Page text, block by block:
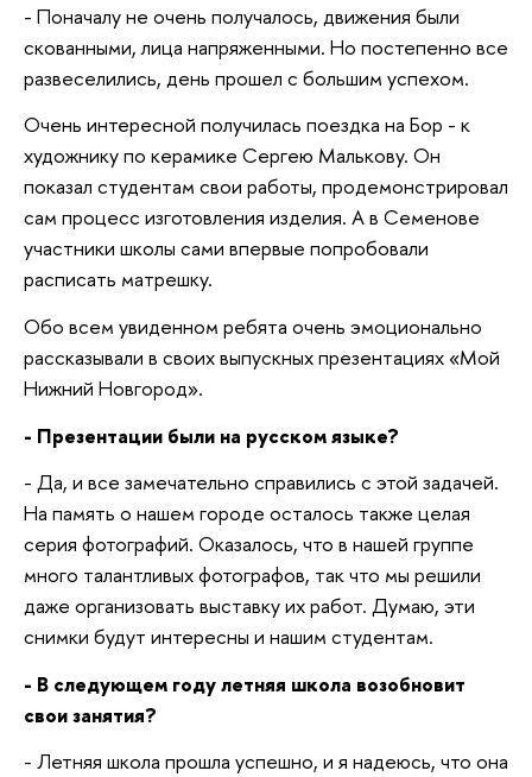
- Поначалу не очень получалось, движения были
скованными, лица напряженными. Но постепенно все
развеселились, день прошел с большим успехом.
Очень интересной получилась поездка на Бор - к
художнику по керамике Сергею Малькову. Он
показал студентам свои работы, продемонстрировал
сам процесс изготовления изделия. А в Семенове
участники школы сами впервые попробовали
расписать матрешку.
Обо всем увиденном ребята очень эмоционально
рассказывали в своих выпускных презентациях «Мой
Нижний Новгород».
- Презентации были на русском языке?
- Да, и все замечательно справились с этой задачей.
На память о нашем городе осталось также целая
серия фотографий. Оказалось, что в нашей группе
много талантливых фотографов, так что мы решили
даже организовать выставку их работ. Думаю, эти
снимки будут интересны и нашим студентам.
- В следующем году летняя школа возобновит
свои занятия?
- Летняя школа прошла успешно, и я надеюсь, что она